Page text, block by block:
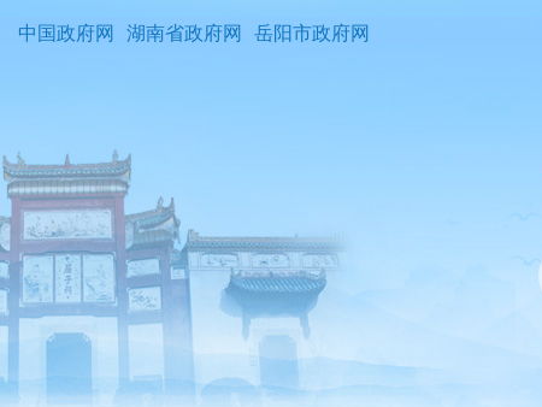
中国政府网 湖南省政府网 岳阳市政府网